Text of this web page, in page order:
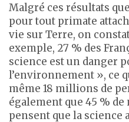
Malgré ces résultats
pour tout primate
vie sur Terre, on
exemple, 27 % des
science est un danger
l’environnement », ce
même 18 millions de
également que 45 %
pensent que la science